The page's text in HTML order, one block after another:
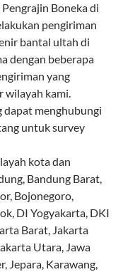
Boneka di
pengiriman
bantal ultah di
dengan beberapa
yang
wilayah kami.
dapat menghubungi
untuk survey
kota dan
Bandung Barat,
Bojonegoro,
DI Yogyakarta, DKI
Barat, Jakarta
Utara, Jawa
Jepara, Karawang,